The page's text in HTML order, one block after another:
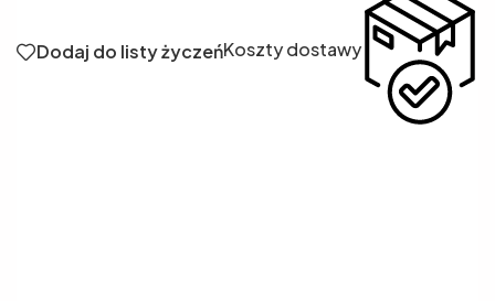
Dodaj do listy życzeńKoszty dostawy